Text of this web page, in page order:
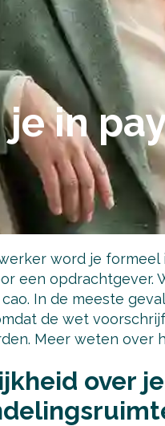
in
word je
een opdrachtgever.
In de meeste
de wet
Meer weten over
over